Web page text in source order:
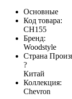
Основные
Код товара:
CH155
Бренд:
Woodstyle
Страна
?
Китай
Коллекция:
Chevron